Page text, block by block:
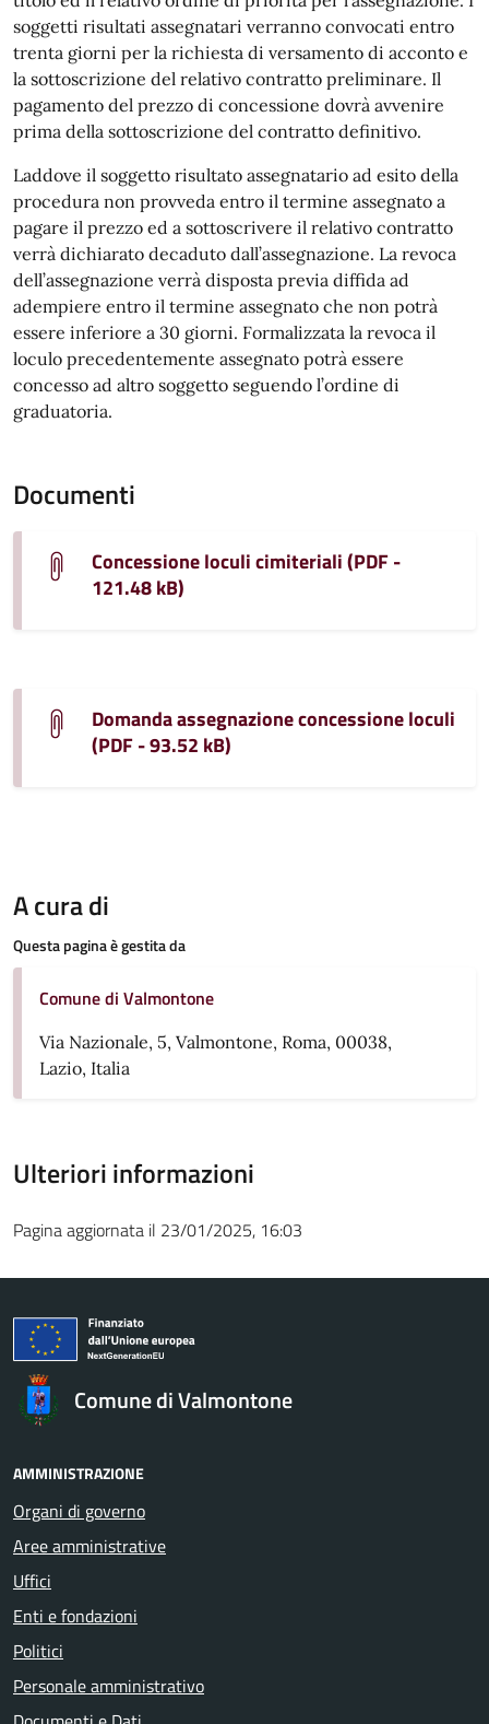
soggetti risultati assegnatari verranno convocati entro
trenta giorni per la richiesta di versamento di acconto e
la sottoscrizione del relativo contratto preliminare. Il
pagamento del prezzo di concessione dovrà avvenire
prima della sottoscrizione del contratto definitivo.
Laddove il soggetto risultato assegnatario ad esito della
procedura non provveda entro il termine assegnato a
pagare il prezzo ed a sottoscrivere il relativo contratto
verrà dichiarato decaduto dall’assegnazione. La revoca
dell’assegnazione verrà disposta previa diffida ad
adempiere entro il termine assegnato che non potrà
essere inferiore a 30 giorni. Formalizzata la revoca il
loculo precedentemente assegnato potrà essere
concesso ad altro soggetto seguendo l’ordine di
graduatoria.
Documenti
Concessione loculi cimiteriali (PDF -
121.48 kB)
Domanda assegnazione concessione loculi
(PDF - 93.52 kB)
A cura di
Questa pagina è gestita da
Comune di Valmontone
Via Nazionale, 5, Valmontone, Roma, 00038,
Lazio, Italia
Ulteriori informazioni
Pagina aggiornata il 23/01/2025, 16:03
Comune di Valmontone
AMMINISTRAZIONE
Organi di governo
Aree amministrative
Uffici
Enti e fondazioni
Politici
Personale amministrativo